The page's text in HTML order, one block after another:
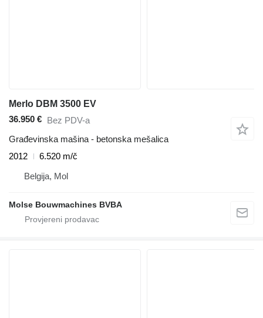
Merlo DBM 3500 EV
36.950 € Bez PDV-a
Građevinska mašina - betonska mešalica
2012
6.520 m/č
Belgija, Mol
Molse Bouwmachines BVBA